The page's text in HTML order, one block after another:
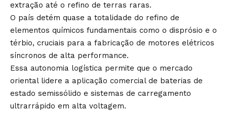
extração até o refino de terras raras.
O país detém quase a totalidade do refino de
elementos químicos fundamentais como o disprósio e o
térbio, cruciais para a fabricação de motores elétricos
síncronos de alta performance.
Essa autonomia logística permite que o mercado
oriental lidere a aplicação comercial de baterias de
estado semissólido e sistemas de carregamento
ultrarrápido em alta voltagem.